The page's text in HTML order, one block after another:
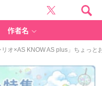
作者名
オ×AS KNOW AS plus」ちょっと